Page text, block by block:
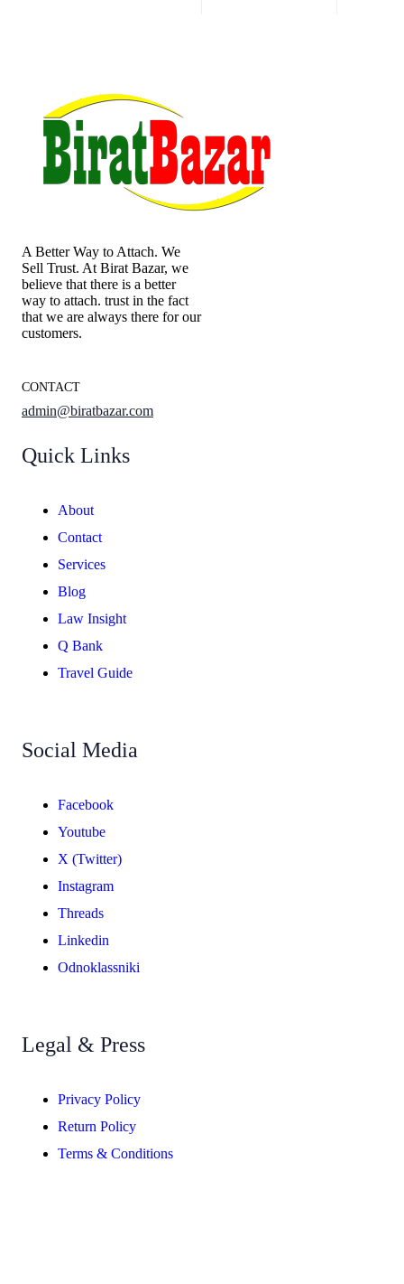
A Better Way to Attach. We
Sell Trust. At Birat Bazar, we
believe that there is a better
way to attach. trust in the fact
that we are always there for our
customers.
CONTACT
admin@biratbazar.com
Quick Links
About
Contact
Services
Blog
Law Insight
Q Bank
Travel Guide
Social Media
Facebook
Youtube
X (Twitter)
Instagram
Threads
Linkedin
Odnoklassniki
Legal & Press
Privacy Policy
Return Policy
Terms & Conditions